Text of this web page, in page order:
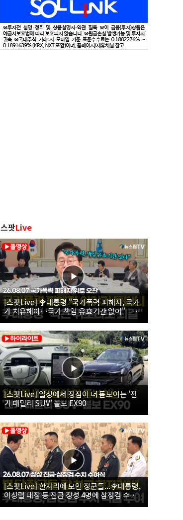
스팟Live
[스팟Live] 李대통령 "국가폭력 피해자, 국가
가 치유해야…국가 책임 유효기간 없어"｜
26.08.07 국가폭력 피해자 위로 오찬
[스팟Live] 일상에서 장점이 더 돋보이는 '전
기 패밀리 SUV' 볼보 EX90
[스팟Live] 한자리에 모인 장군들...李대통령,
이상렬 대장 등 진급 장성 4명에 삼정검 수치
직접 수여｜26.08.07 장성 진급·삼정검 수치